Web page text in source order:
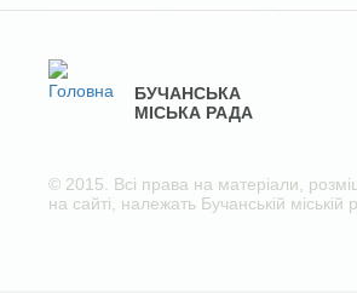
БУЧАНСЬКА
МІСЬКА РАДА
© 2015. Всі права на матеріали,
на сайті, належать Бучанській міській